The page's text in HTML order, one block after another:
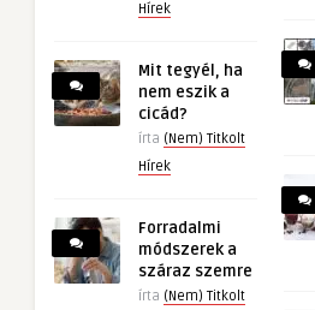
Hírek
Mit tegyél, ha
nem eszik a
cicád?
írta (Nem) Titkolt
Hírek
Forradalmi
módszerek a
száraz szemre
írta (Nem) Titkolt